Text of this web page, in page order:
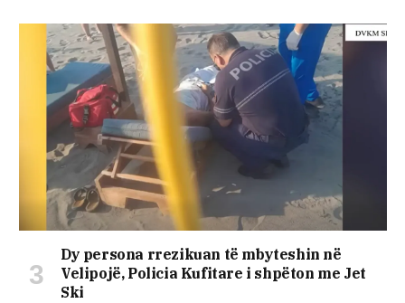
Dy persona rrezikuan të mbyteshin në
Velipojë, Policia Kufitare i shpëton me Jet
Ski